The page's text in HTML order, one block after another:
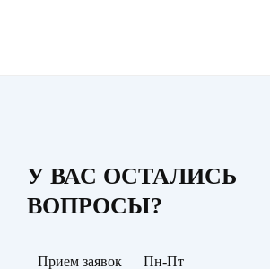
У ВАС ОСТАЛИСЬ
ВОПРОСЫ?
Прием заявок Пн-Пт